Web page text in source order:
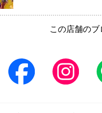
この店舗の